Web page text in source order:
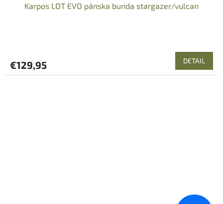
Karpos LOT EVO pánska bunda stargazer/vulcan
€129,95 DETAIL